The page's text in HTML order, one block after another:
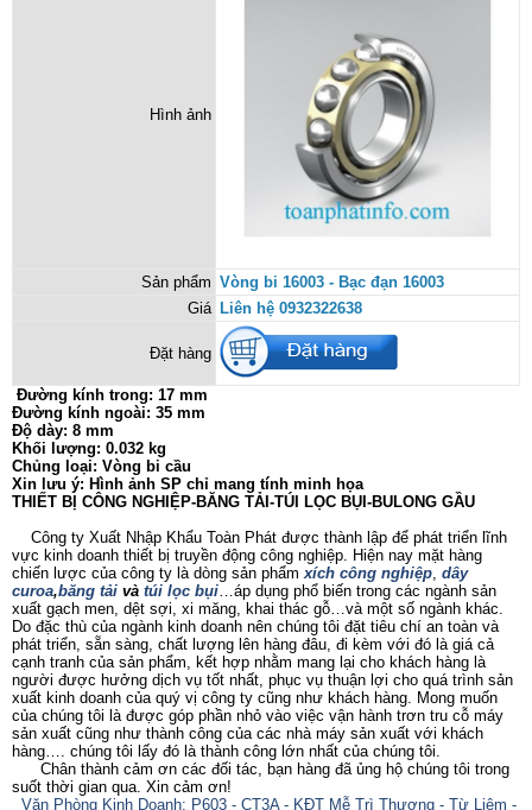
Hình ảnh
Sản phẩm Vòng bi 16003 - Bạc đạn 16003
Giá Liên hệ 0932322638
Đặt hàng
Đường kính trong: 17 mm
Đường kính ngoài: 35 mm
Độ dày: 8 mm
Khối lượng: 0.032 kg
Chủng loại: Vòng bi cầu
Xin lưu ý: Hình ảnh SP chỉ mang tính minh họa
THIẾT BỊ CÔNG NGHIỆP-BĂNG TẢI-TÚI LỌC BỤI-BULONG GẦU
Công ty Xuất Nhập Khẩu Toàn Phát được thành lập để phát triển lĩnh
vực kinh doanh thiết bị truyền động công nghiệp. Hiện nay mặt hàng
chiến lược của công ty là dòng sản phẩm xích công nghiệp, dây
curoa,băng tải và túi lọc bụi…áp dụng phổ biến trong các ngành sản
xuất gạch men, dệt sợi, xi măng, khai thác gỗ…và một số ngành khác.
Do đặc thù của ngành kinh doanh nên chúng tôi đặt tiêu chí an toàn và
phát triển, sẵn sàng, chất lượng lên hàng đâu, đi kèm với đó là giá cả
cạnh tranh của sản phẩm, kết hợp nhằm mang lại cho khách hàng là
người được hưởng dịch vụ tốt nhất, phục vụ thuận lợi cho quá trình sản
xuất kinh doanh của quý vị công ty cũng như khách hàng. Mong muốn
của chúng tôi là được góp phần nhỏ vào việc vận hành trơn tru cỗ máy
sản xuất cũng như thành công của các nhà máy sản xuất với khách
hàng…. chúng tôi lấy đó là thành công lớn nhất của chúng tôi.
Chân thành cảm ơn các đối tác, bạn hàng đã ủng hộ chúng tôi trong
suốt thời gian qua. Xin cảm ơn!
Văn Phòng Kinh Doanh: P603 - CT3A - KĐT Mễ Trì Thượng - Từ Liêm -